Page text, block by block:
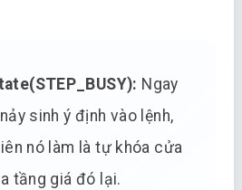
Ngay
sinh ý định vào lệnh,
nó làm là tự khóa cửa
tầng giá đó lại.